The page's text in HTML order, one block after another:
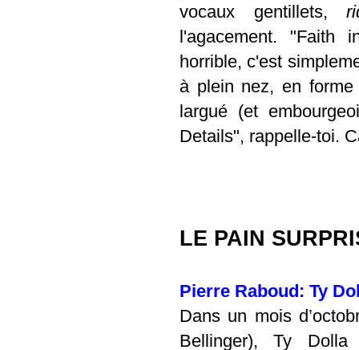
vocaux gentillets,
l'agacement. "Faith
horrible, c'est
à plein nez, en
largué (et
Details", rappelle-toi.
LE PAIN
Pierre Raboud: Ty
Dans un mois
Bellinger), Ty